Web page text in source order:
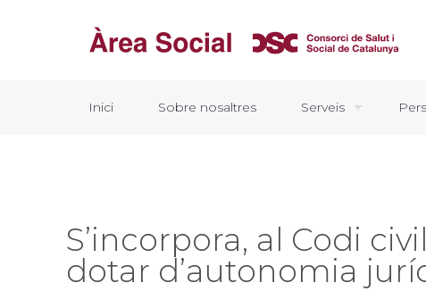
Inici Sobre nosaltres Serveis
S’incorpora, al Codi
dotar d’autonomia